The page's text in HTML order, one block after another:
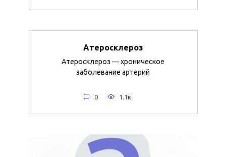
Атеросклероз
Атеросклероз — хроническое
заболевание артерий
0 1.1к.